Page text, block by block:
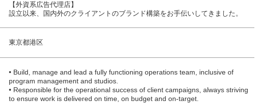
【外資系広告代理店】
設立以来、国内外のクライアントのブランド構築をお手伝いしてきました。
東京都港区
• Build, manage and lead a fully functioning operations team, inclusive of
program management and studios.
• Responsible for the operational success of client campaigns, always striving
to ensure work is delivered on time, on budget and on-target.